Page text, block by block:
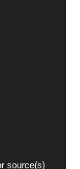
source(s)